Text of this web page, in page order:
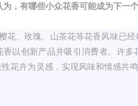
为，有哪些小众花香可能成为下一个
花、玫瑰、山茶花等花香风味已
以创新产品并吸引消费者。许
花卉为灵感，实现风味和情感共